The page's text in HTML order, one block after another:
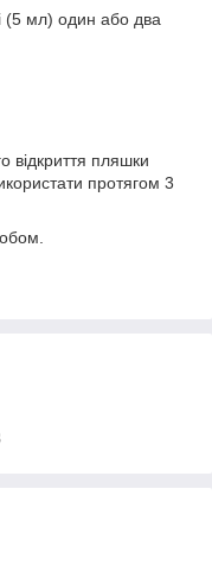
(5 мл) один або два
відкриття пляшки
протягом 3